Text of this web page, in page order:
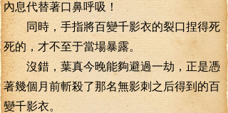
內息代替著口鼻呼吸！
同時，手指將百變千影衣的裂口捏得死
死的，才不至于當場暴露。
沒錯，葉真今晚能夠避過一劫，正是憑
著幾個月前斬殺了那名無影刺之后得到的百
變千影衣。